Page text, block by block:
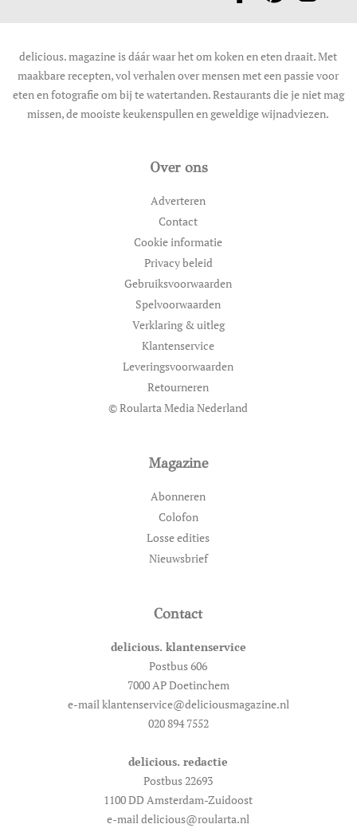
delicious. magazine is dáár waar het om koken en eten draait. Met
maakbare recepten, vol verhalen over mensen met een passie voor
eten en fotografie om bij te watertanden. Restaurants die je niet mag
missen, de mooiste keukenspullen en geweldige wijnadviezen.
Over ons
Adverteren
Contact
Cookie informatie
Privacy beleid
Gebruiksvoorwaarden
Spelvoorwaarden
Verklaring & uitleg
Klantenservice
Leveringsvoorwaarden
Retourneren
© Roularta Media Nederland
Magazine
Abonneren
Colofon
Losse edities
Nieuwsbrief
Contact
delicious. klantenservice
Postbus 606
7000 AP Doetinchem
e-mail klantenservice@deliciousmagazine.nl
020 894 7552
delicious. redactie
Postbus 22693
1100 DD Amsterdam-Zuidoost
e-mail delicious@roularta.nl